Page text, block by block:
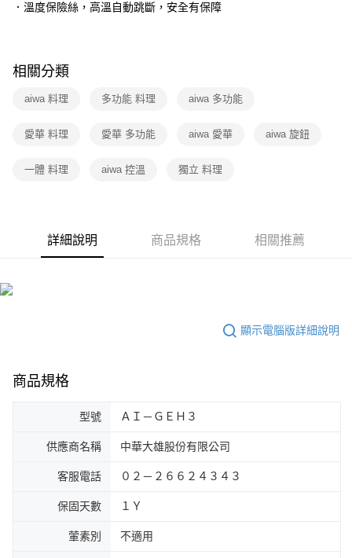
．溫度保險絲，高溫自動跳斷，安全有保障
相關分類
aiwa 料理 多功能 料理 aiwa 多功能
愛華 料理 愛華 多功能 aiwa 愛華 aiwa 旋鈕
一體 料理 aiwa 控溫 獨立 料理
詳細說明 商品規格 相關推薦
顯示電腦版詳細說明
商品規格
型號 ＡＩ－ＧＥＨ３
供應商名稱 中華大雄股份有限公司
客服電話 ０２－２６６２４３４３
保固天數 １Ｙ
葷素別 不適用